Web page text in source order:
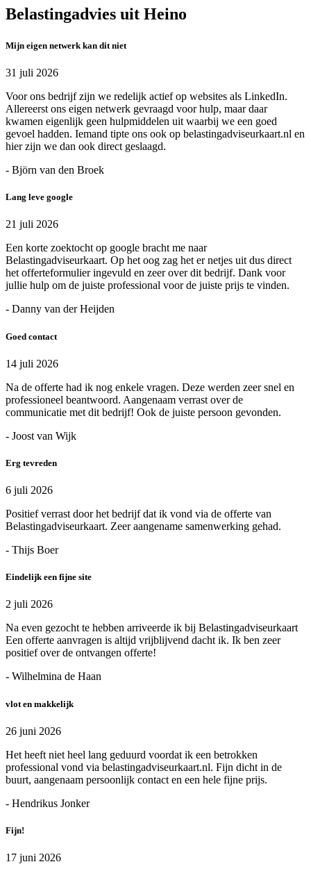
Belastingadvies uit Heino
Mijn eigen netwerk kan dit niet
31 juli 2026
Voor ons bedrijf zijn we redelijk actief op websites als LinkedIn.
Allereerst ons eigen netwerk gevraagd voor hulp, maar daar
kwamen eigenlijk geen hulpmiddelen uit waarbij we een goed
gevoel hadden. Iemand tipte ons ook op belastingadviseurkaart.nl en
hier zijn we dan ook direct geslaagd.
- Björn van den Broek
Lang leve google
21 juli 2026
Een korte zoektocht op google bracht me naar
Belastingadviseurkaart. Op het oog zag het er netjes uit dus direct
het offerteformulier ingevuld en zeer over dit bedrijf. Dank voor
jullie hulp om de juiste professional voor de juiste prijs te vinden.
- Danny van der Heijden
Goed contact
14 juli 2026
Na de offerte had ik nog enkele vragen. Deze werden zeer snel en
professioneel beantwoord. Aangenaam verrast over de
communicatie met dit bedrijf! Ook de juiste persoon gevonden.
- Joost van Wijk
Erg tevreden
6 juli 2026
Positief verrast door het bedrijf dat ik vond via de offerte van
Belastingadviseurkaart. Zeer aangename samenwerking gehad.
- Thijs Boer
Eindelijk een fijne site
2 juli 2026
Na even gezocht te hebben arriveerde ik bij Belastingadviseurkaart
Een offerte aanvragen is altijd vrijblijvend dacht ik. Ik ben zeer
positief over de ontvangen offerte!
- Wilhelmina de Haan
vlot en makkelijk
26 juni 2026
Het heeft niet heel lang geduurd voordat ik een betrokken
professional vond via belastingadviseurkaart.nl. Fijn dicht in de
buurt, aangenaam persoonlijk contact en een hele fijne prijs.
- Hendrikus Jonker
Fijn!
17 juni 2026